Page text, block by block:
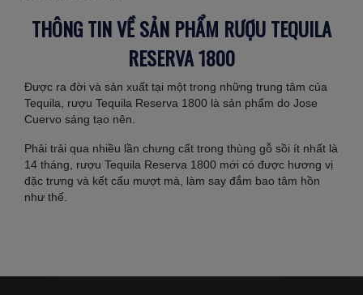
THÔNG TIN VỀ SẢN PHẨM RƯỢU TEQUILA
RESERVA 1800
Được ra đời và sản xuất tại một trong những trung tâm của
Tequila, rượu Tequila Reserva 1800 là sản phẩm do Jose
Cuervo sáng tạo nên.
Phải trải qua nhiều lần chưng cất trong thùng gỗ sồi ít nhất là
14 tháng, rượu Tequila Reserva 1800 mới có được hương vị
đặc trưng và kết cấu mượt mà, làm say đắm bao tâm hồn
như thế.